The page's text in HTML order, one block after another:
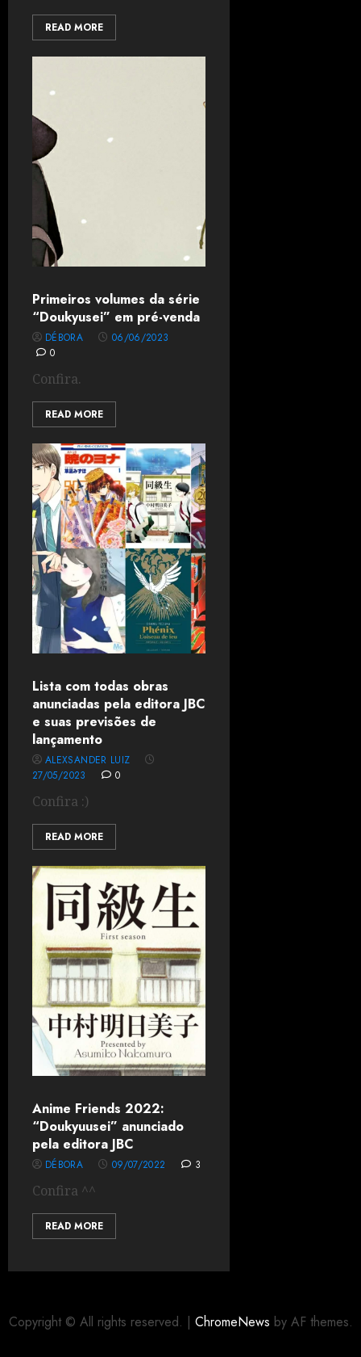
READ MORE
Primeiros volumes da série
“Doukyusei” em pré-venda
DÉBORA
06/06/2023
0
Confira.
READ MORE
Lista com todas obras
anunciadas pela editora JBC
e suas previsões de
lançamento
ALEXSANDER LUIZ
27/05/2023
0
Confira :)
READ MORE
Anime Friends 2022:
“Doukyuusei” anunciado
pela editora JBC
DÉBORA 09/07/2022 3
Confira ^^
READ MORE
Copyright © All rights reserved. | ChromeNews by AF themes.